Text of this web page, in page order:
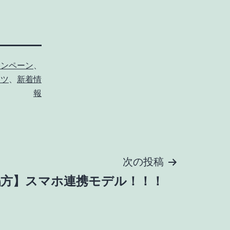
ペーン
新着情
報
次の投稿
】スマホ連携モデル！！！